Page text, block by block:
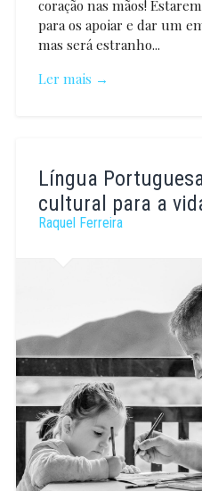
coração nas mãos!
para os apoiar e dar um
mas será estranho...
Ler mais →
Valente
Língua
cultural para a
Raquel Ferreira